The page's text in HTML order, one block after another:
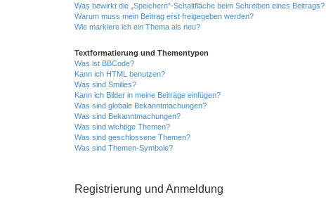
Was bewirkt die „Speichern“-Schaltfläche beim Schreiben eines Beitrags?
Warum muss mein Beitrag erst freigegeben werden?
Wie markiere ich ein Thema als neu?
Textformatierung und Thementypen
Was ist BBCode?
Kann ich HTML benutzen?
Was sind Smilies?
Kann ich Bilder in meine Beiträge einfügen?
Was sind globale Bekanntmachungen?
Was sind Bekanntmachungen?
Was sind wichtige Themen?
Was sind geschlossene Themen?
Was sind Themen-Symbole?
Registrierung und Anmeldung